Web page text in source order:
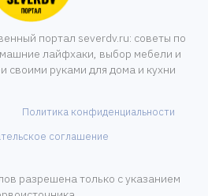
портал severdv.ru: советы по
лайфхаки, выбор мебели и
своими руками для дома и кухни
Политика конфиденциальности
соглашение
разрешена только с указанием